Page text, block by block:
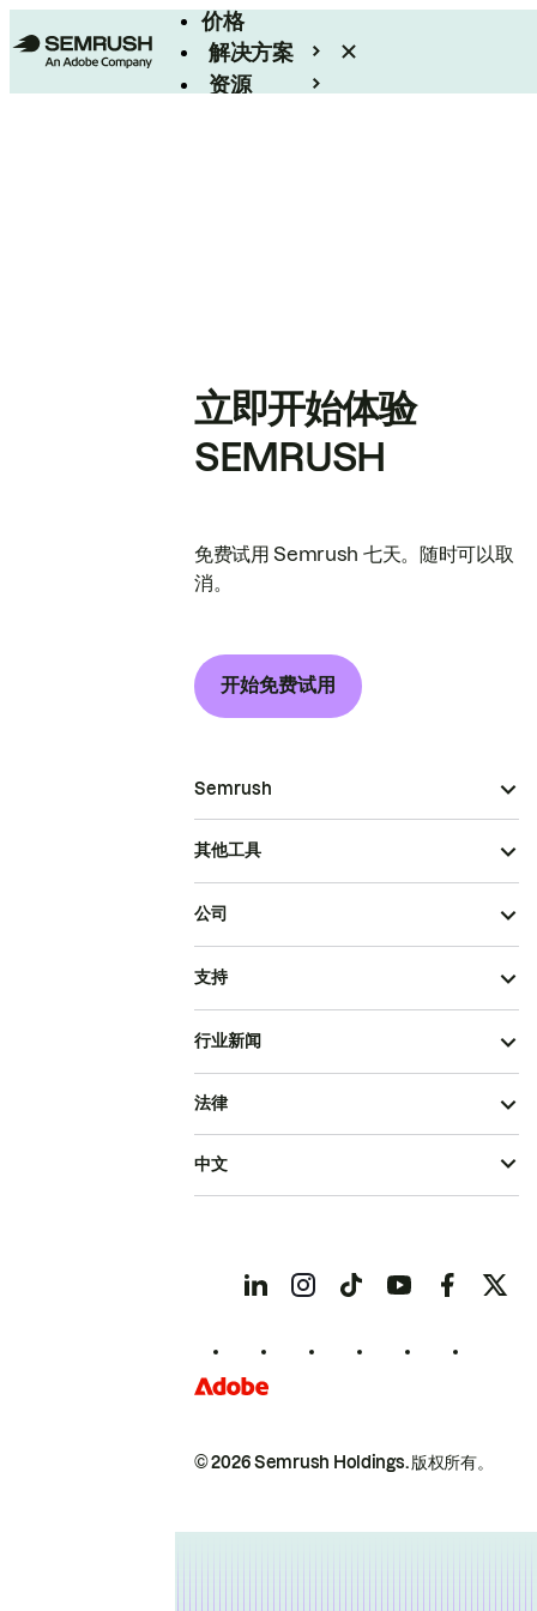
价格
解决方案
资源
立即开始体验
SEMRUSH
免费试用 Semrush 七天。随时可以取
消。
开始免费试用
Semrush
其他工具
公司
支持
行业新闻
© 2026 Semrush Holdings.版权所有。
法律
中文